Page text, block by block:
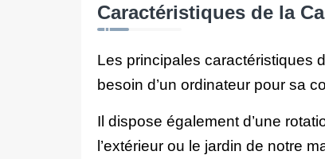
Caractéristiques de la
Les principales caractéristiques
besoin d’un ordinateur pour sa
Il dispose également d’une
l’extérieur ou le jardin de notre